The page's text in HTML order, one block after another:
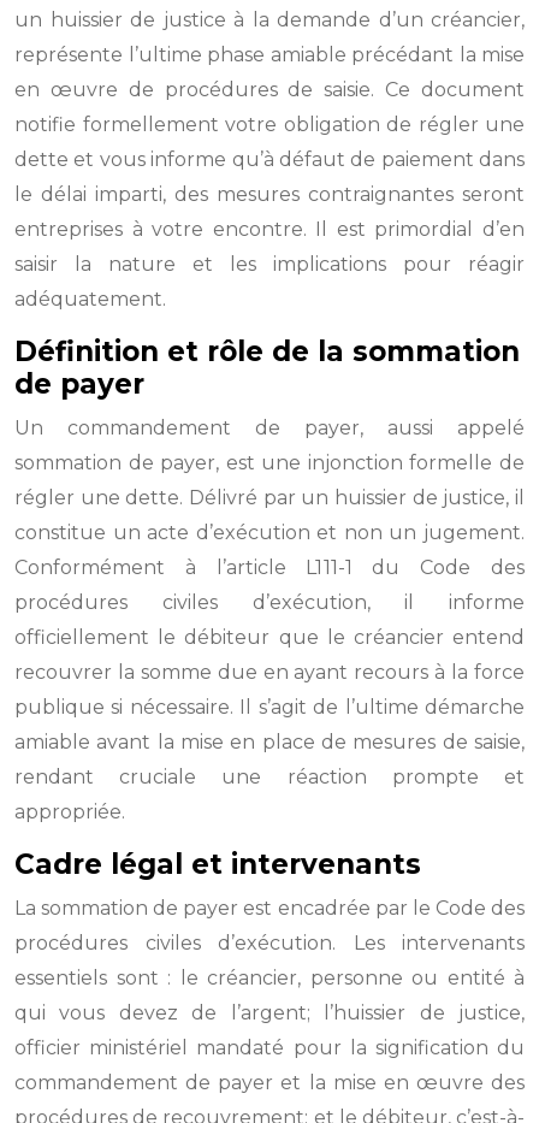
un huissier de justice à la demande d’un créancier,
représente l’ultime phase amiable précédant la mise
en œuvre de procédures de saisie. Ce document
notifie formellement votre obligation de régler une
dette et vous informe qu’à défaut de paiement dans
le délai imparti, des mesures contraignantes seront
entreprises à votre encontre. Il est primordial d’en
saisir la nature et les implications pour réagir
adéquatement.
Définition et rôle de la sommation
de payer
Un commandement de payer, aussi appelé
sommation de payer, est une injonction formelle de
régler une dette. Délivré par un huissier de justice, il
constitue un acte d’exécution et non un jugement.
Conformément à l’article L111-1 du Code des
procédures civiles d’exécution, il informe
officiellement le débiteur que le créancier entend
recouvrer la somme due en ayant recours à la force
publique si nécessaire. Il s’agit de l’ultime démarche
amiable avant la mise en place de mesures de saisie,
rendant cruciale une réaction prompte et
appropriée.
Cadre légal et intervenants
La sommation de payer est encadrée par le Code des
procédures civiles d’exécution. Les intervenants
essentiels sont : le créancier, personne ou entité à
qui vous devez de l’argent; l’huissier de justice,
officier ministériel mandaté pour la signification du
commandement de payer et la mise en œuvre des
procédures de recouvrement; et le débiteur, c’est-à-